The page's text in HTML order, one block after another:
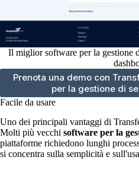
Il miglior software per la gestione
Prenota una demo con
per la gestione di
Facile da usare
Uno dei principali vantaggi di
Molti più vecchi software per la
piattaforme richiedono lunghi
si concentra sulla semplicità e